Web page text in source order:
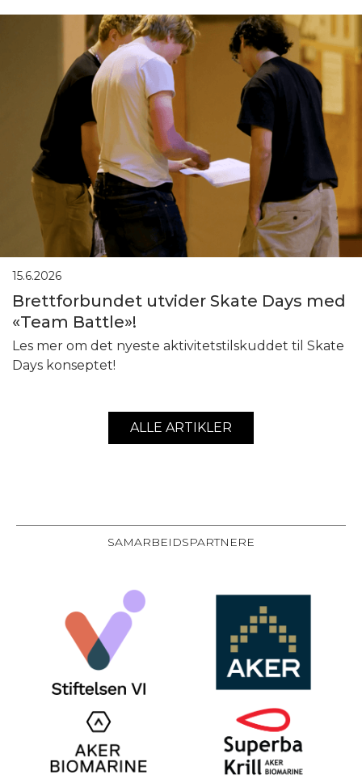
15.6.2026
Brettforbundet utvider Skate Days med
«Team Battle»!
Les mer om det nyeste aktivitetstilskuddet til Skate
Days konseptet!
ALLE ARTIKLER
SAMARBEIDSPARTNERE